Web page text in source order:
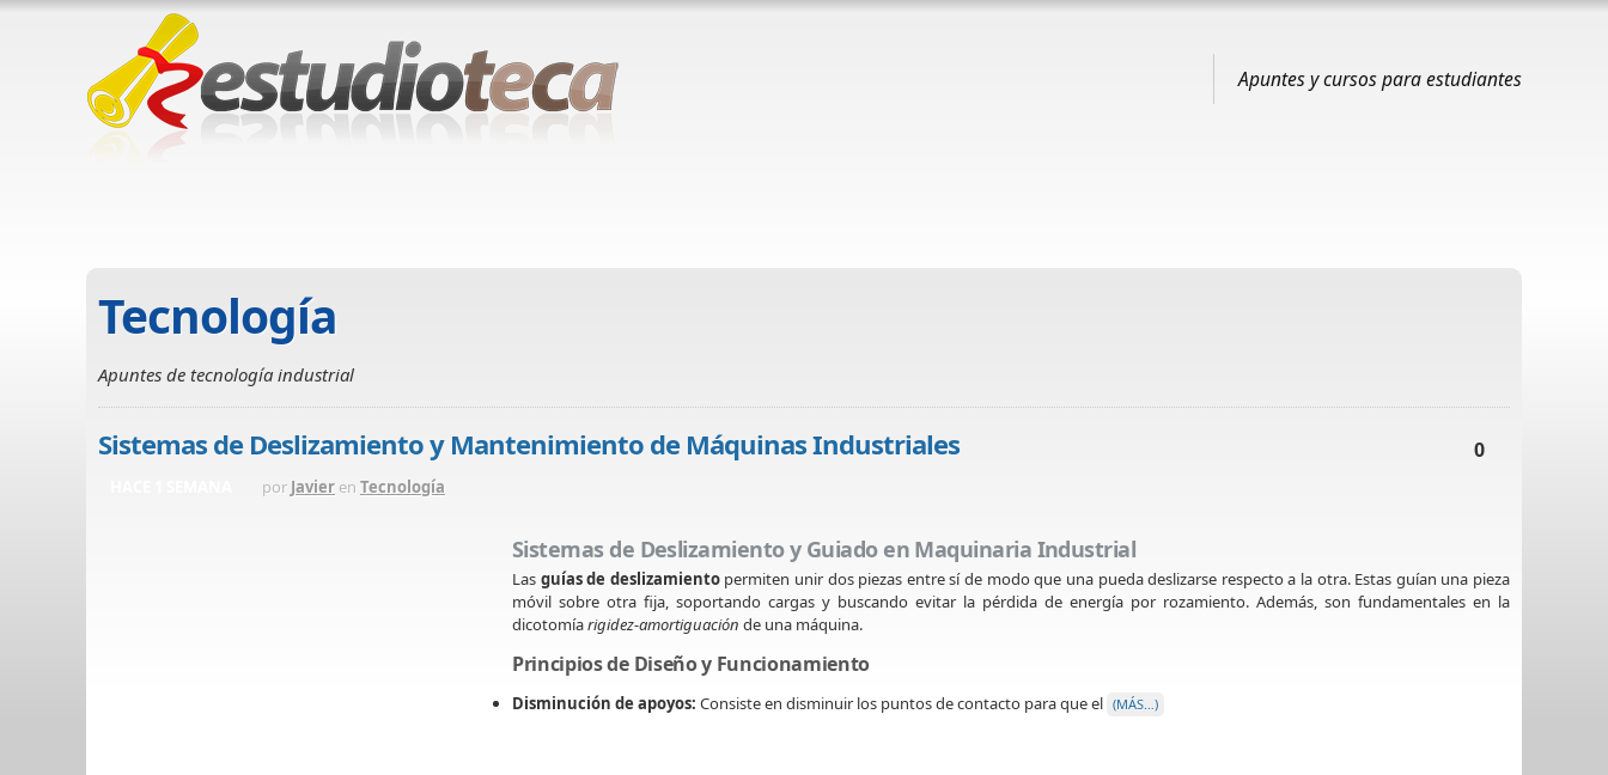
Apuntes y cursos para estudiantes
Tecnología
Apuntes de tecnología industrial
Sistemas de Deslizamiento y Mantenimiento de Máquinas Industriales 0
por Javier en Tecnología
Sistemas de Deslizamiento y Guiado en Maquinaria Industrial
Las guías de deslizamientopermiten unir dos piezas entre sí de modo que una pueda deslizarse respecto a la otra. Estas guían una pieza
móvil sobre otra fija, soportando cargas y buscando evitar la pérdida de energía por rozamiento. Además, son fundamentales en la
dicotomíarigidez-amortiguación de una máquina.
Principios de Diseño y Funcionamiento
Disminución de apoyos: Consiste en disminuir los puntos de contacto para que el (MÁS…)